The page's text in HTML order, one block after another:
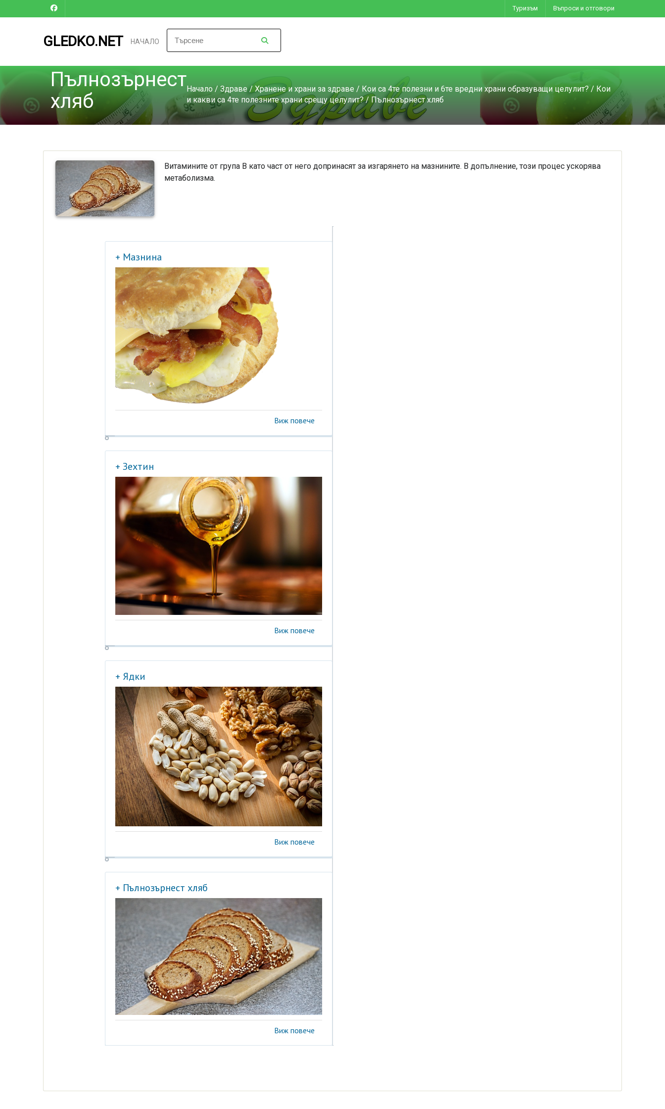
Туризъм Въпроси и отговори
GLEDKO.NET НАЧАЛО
Пълнозърнест
хляб
Начало / Здраве/ Хранене и храни за здраве / Кои са 4те полезни и 6те вредни храни образуващи целулит?/ Кои
и какви са 4те полезните храни срещу целулит?/ Пълнозърнест хляб
Витамините от група В като част от него допринасят за изгарянето на мазнините. В допълнение, този процес ускорява
метаболизма.
+ Мазнина
Виж повече
+ Зехтин
Виж повече
+ Ядки
Виж повече
+ Пълнозърнест хляб
Виж повече